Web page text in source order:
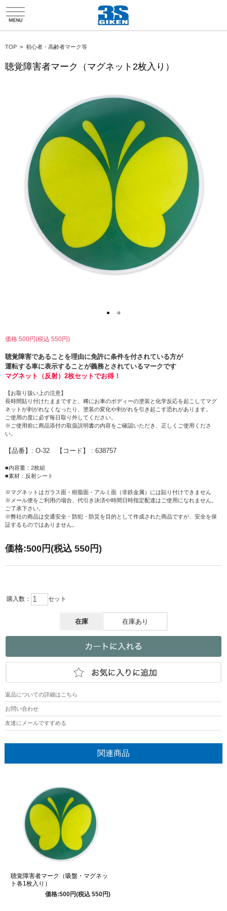
TOP > 初心者・高齢者マーク等
聴覚障害者マーク（マグネット2枚入り）
価格:500円(税込 550円)
聴覚障害であることを理由に免許に条件を付されている方が
運転する車に表示することが義務とされているマークです
マグネット（反射）2枚セットでお得！
【お取り扱い上の注意】
長時間貼り付けたままですと、稀にお車のボディーの塗装と化学反応を起こしてマグ
ネットが剥がれなくなったり、塗装の変化や剥がれを引き起こす恐れがあります。
ご使用の度に必ず毎日取り外してください。
※ご使用前に商品添付の取扱説明書の内容をご確認いただき、正しくご使用くださ
い。
【品番】: O-32 【コード】 : 638757
■内容量：2枚組
■素材：反射シート
※マグネットはガラス面・樹脂面・アルミ面（非鉄金属）には貼り付けできません
※メール便をご利用の場合、代引き決済や時間日時指定配達はご使用になれません。
ご了承下さい。
※弊社の商品は交通安全・防犯・防災を目的として作成された商品ですが、安全を保
証するものではありません。
価格:500円 (税込 550円)
購入数： セット
在庫 在庫あり
返品についての詳細はこちら
お問い合わせ
友達にメールですすめる
関連商品
聴覚障害者マーク（吸盤・マグネッ
ト各1枚入り）
価格:500円(税込 550円)